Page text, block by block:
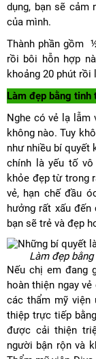
dụng, bạn sẽ
của mình.
Thành phần gồm
rồi bôi hỗn hợp
khoảng 20 phút rồi
Làm đẹp bằng tinh
Nghe có vẻ lạ lẫm
không nào. Tuy
như nhiều bí quyết
chính là yếu tố
khỏe đẹp từ trong
vẻ, hạn chế đầu
hưởng rất xấu
bạn sẽ trẻ và đẹp
Làm đẹp
Nếu chị em đang
hoàn thiện ngay
các thẩm mỹ viện
thiệp trực tiếp
được cải thiện
người bận rộn và